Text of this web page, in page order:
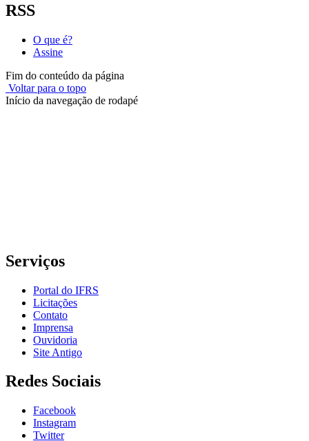
RSS
O que é?
Assine
Fim do conteúdo da página
Voltar para o topo
Início da navegação de rodapé
Serviços
Portal do IFRS
Licitações
Contato
Imprensa
Ouvidoria
Site Antigo
Redes Sociais
Facebook
Instagram
Twitter